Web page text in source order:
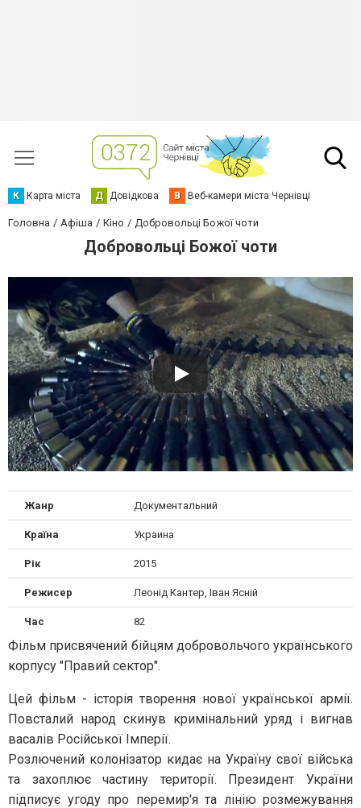
К Карта міста Д Довідкова В Веб-камери міста Чернівці
Головна Афіша Кіно Добровольці Божої чоти
Добровольці Божої чоти
Жанр Документальний
Країна Украина
Рік 2015
Режисер Леонід Кантер, Іван Ясній
Час 82
Фільм присвячений бійцям добровольчого українського
корпусу "Правий сектор".
Цей фільм - історія творення нової української армії.
Повсталий народ скинув кримінальний уряд і вигнав
васалів Російської Імперії.
Розлючений колонізатор кидає на Україну свої війська
та захоплює частину території. Президент України
підписує угоду про перемир'я та лінію розмежування